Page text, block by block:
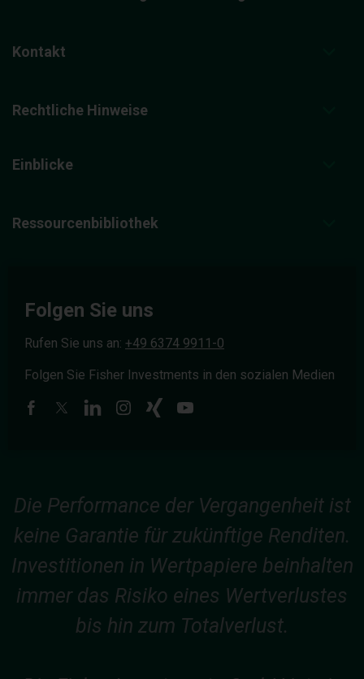
Kontakt
Rechtliche Hinweise
Einblicke
Ressourcenbibliothek
Folgen Sie uns
Rufen Sie uns an: +49 6374 9911-0
Folgen Sie Fisher Investments in den sozialen Medien
Die Performance der Vergangenheit ist
keine Garantie für zukünftige Renditen.
Investitionen in Wertpapiere beinhalten
immer das Risiko eines Wertverlustes
bis hin zum Totalverlust.